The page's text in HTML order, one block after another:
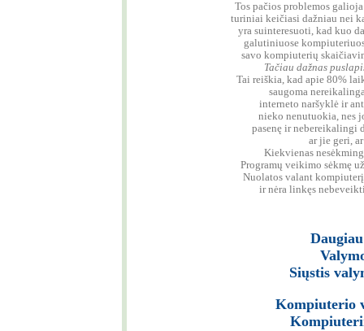
Tos pačios problemos
turiniai keičiasi dažniau nei
yra suinteresuoti, kad kuo
galutiniuose
savo kompiuterių
Tačiau dažnas
Tai reiškia, kad apie 80%
saugoma
interneto naršyklė ir
nieko nenutuokia, nes
pasenę ir nebereikalingi
ar jie geri,
Kiekvienas
Programų veikimo sėkmę
Nuolatos valant
ir nėra linkęs
Siųstis
Kompiuterio